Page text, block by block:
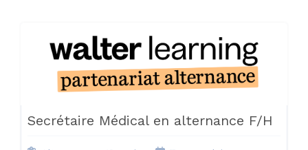
Secrétaire Médical en alternance F/H